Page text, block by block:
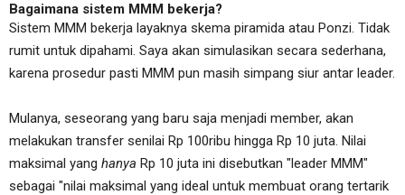
Bagaimana sistem MMM bekerja?
Sistem MMM bekerja layaknya skema piramida atau Ponzi. Tidak
rumit untuk dipahami. Saya akan simulasikan secara sederhana,
karena prosedur pasti MMM pun masih simpang siur antar leader.
Mulanya, seseorang yang baru saja menjadi member, akan
melakukan transfer senilai Rp 100ribu hingga Rp 10 juta. Nilai
maksimal yang hanya Rp 10 juta ini disebutkan "leader MMM"
sebagai "nilai maksimal yang ideal untuk membuat orang tertarik